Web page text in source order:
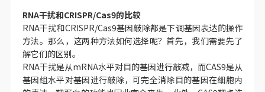
RNA干扰和CRISPR/Cas9的比较
RNA干扰和CRISPR/Cas9基因敲除都是下调基因表达的操作
方法。那么，这两种方法如何选择呢？首先，我们需要先了
解它们的区别。
RNA干扰是从mRNA水平对目的基因进行敲减，而CAS9是从
基因组水平对基因进行敲除，可完全消除目的基因在细胞内